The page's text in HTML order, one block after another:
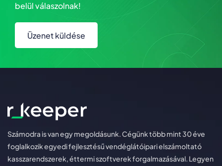
belül válaszolnak!
Üzenet küldése
Számodra is van egy megoldásunk. Cégünk több mint 30 éve
foglalkozik egyedi fejlesztésű vendéglátóipari elszámoltató
kasszarendszerek, éttermi szoftverek forgalmazásával. Legyen